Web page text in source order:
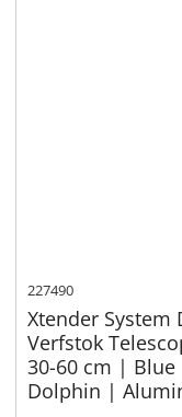
227490
Xtender System
Verfstok
30-60 cm | Blue
Dolphin |